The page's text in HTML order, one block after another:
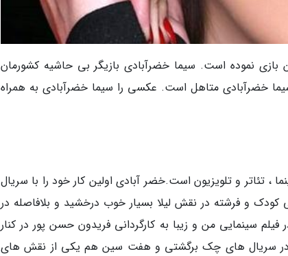
نموده است. سیما خضرآبادی بازیگر بی حاشیه کشورمان
خضرآبادی متاهل است. عکسی را سیما خضرآبادی به همراه
1368 در تهران ، بازیگر سینما ، تئاتر و تلویزیون است.خضر آبادی اولین کار خود را با سریال
و فرشته در نقش لیلا بسیار خوب درخشید و بلافاصله در
سینمایی من و زیبا به کارگردانی فریدون حسن پور در کنار
در سریال های چک برگشتی و هفت سین هم یکی از نقش های